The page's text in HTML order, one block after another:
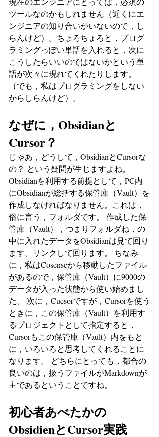
ツールなのかもしれません（近くにエ
ンジニアの知り合いがいないので，し
らんけど）。ちょろちょろと，プログ
ラミングっぽい単語を入れると，次に
こうしたらいいのではないかという単
語が次々に現れてくれたりします。
（でも，私はプログラミングをしない
からしらんけど）。
なぜに，Obsidianと
Cursor？
じゃあ，どうして，ObsidianとCursorな
の？ という疑問が生じますよね。
Obsidianを利用する前提として，PC内
にObsidianが総括する保管庫（Vault）を
作成しなければなりません。これは，
俗に言う，フォルダです。 作成した保
管庫（Vault），つまりフォルダね，の
中に入れたデータをObsidianは見て回り
ます。リンクして回ります。 ちなみ
に，私はCosenseから移動したファイル
があるので，保管庫（Vault）に9000の
データが入った状態から使い始めまし
た。 次に，Cuesorですが，Cursorを使う
ときに，この保管庫（Vault）を利用す
るプロジェクトとして指定すると，
Cursorもこの保管庫（Vault）内をもと
に，いろいろと思考してくれることに
なります。 どちらにとっても，都合の
良いのは，扱うファイルがMarkdownが
主であるということですね。
初心者あべたかの
ObsidienとCursor実践